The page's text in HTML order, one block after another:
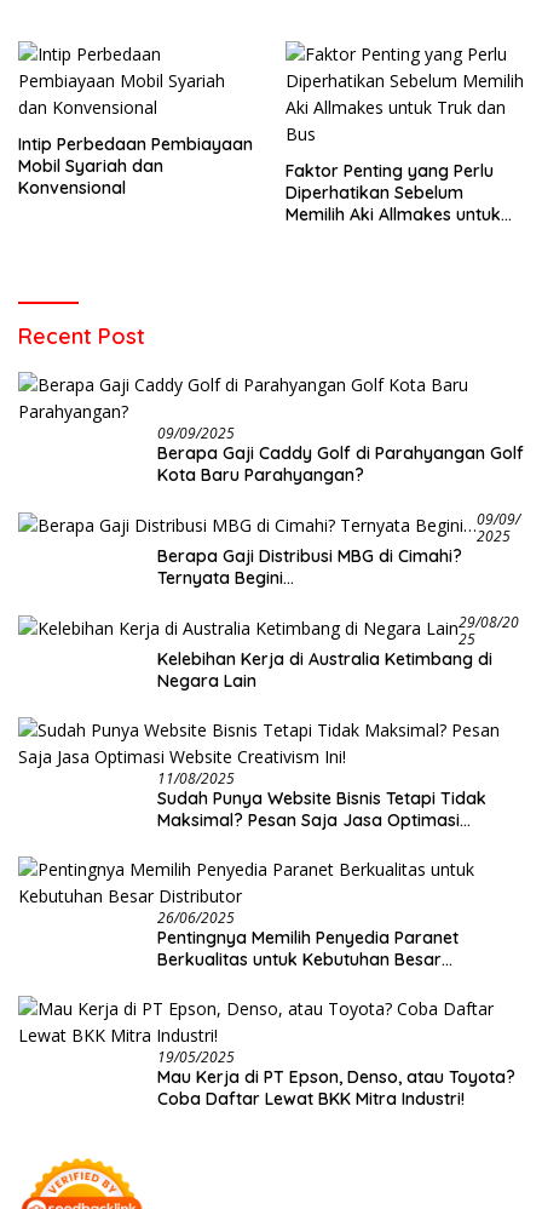
Intip Perbedaan Pembiayaan
Mobil Syariah dan
Konvensional
Faktor Penting yang Perlu
Diperhatikan Sebelum
Memilih Aki Allmakes untuk
Recent Post
09/09/2025
Berapa Gaji Caddy Golf di Parahyangan Golf
Kota Baru Parahyangan?
09/09/
2025
Berapa Gaji Distribusi MBG di Cimahi?
Ternyata Begini…
29/08/20
25
Kelebihan Kerja di Australia Ketimbang di
Negara Lain
11/08/2025
Sudah Punya Website Bisnis Tetapi Tidak
Maksimal? Pesan Saja Jasa Optimasi
26/06/2025
Pentingnya Memilih Penyedia Paranet
Berkualitas untuk Kebutuhan Besar
19/05/2025
Mau Kerja di PT Epson, Denso, atau Toyota?
Coba Daftar Lewat BKK Mitra Industri!